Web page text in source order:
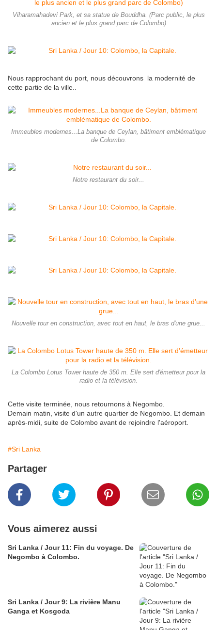
Viharamahadevi Park, et sa statue de Bouddha. (Parc public, le plus
ancien et le plus grand parc de Colombo)
Nous rapprochant du port, nous découvrons la modernité de
cette partie de la ville..
Immeubles modernes...La banque de Ceylan, bâtiment emblématique
de Colombo.
Notre restaurant du soir...
Nouvelle tour en construction, avec tout en haut, le bras d'une grue...
La Colombo Lotus Tower haute de 350 m. Elle sert d'émetteur pour la
radio et la télévision.
Cette visite terminée, nous retournons à Negombo.
Demain matin, visite d'un autre quartier de Negombo. Et demain
après-midi, suite de Colombo avant de rejoindre l'aéroport.
#Sri Lanka
Partager
Vous aimerez aussi
Sri Lanka / Jour 11: Fin du voyage. De
Negombo à Colombo.
Sri Lanka / Jour 9: La rivière Manu
Ganga et Kosgoda